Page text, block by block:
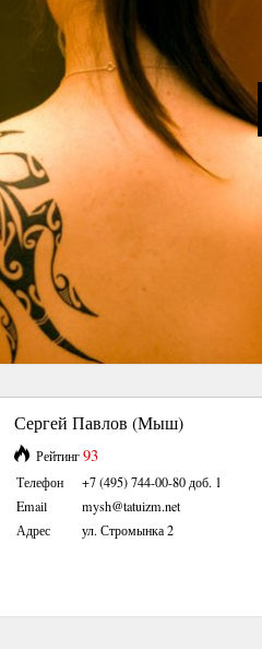
Сергей Павлов (Мыш)
Рейтинг93
Телефон
+7 (495) 744-00-80 доб. 1
Email
mysh@tatuizm.net
Адрес
ул. Стромынка 2